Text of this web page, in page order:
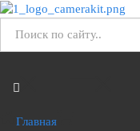
Главная